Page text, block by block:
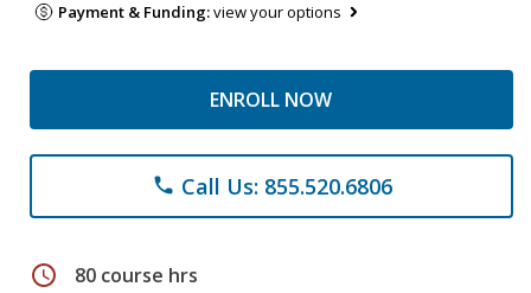
Payment & Funding:view your options
ENROLL NOW
phone Call Us: 855.520.6806
schedule 80 course hrs